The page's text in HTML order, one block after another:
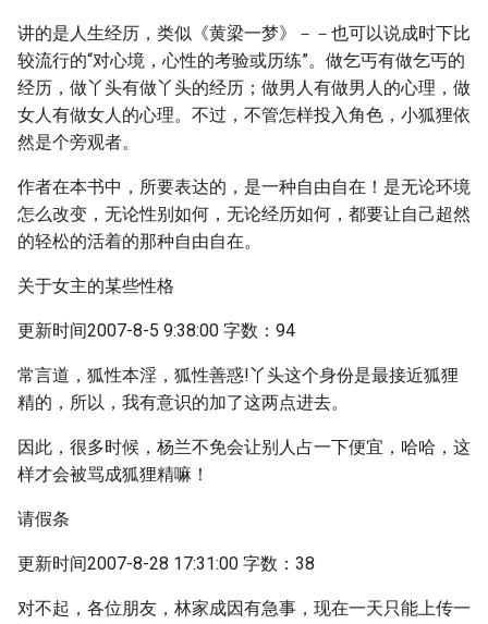
讲的是人生经历，类似《黄梁一梦》－－也可以说成时下比
较流行的“对心境，心性的考验或历练”。做乞丐有做乞丐的
经历，做丫头有做丫头的经历；做男人有做男人的心理，做
女人有做女人的心理。不过，不管怎样投入角色，小狐狸依
然是个旁观者。
作者在本书中，所要表达的，是一种自由自在！是无论环境
怎么改变，无论性别如何，无论经历如何，都要让自己超然
的轻松的活着的那种自由自在。
关于女主的某些性格
更新时间2007-8-5 9:38:00 字数：94
常言道，狐性本淫，狐性善惑!丫头这个身份是最接近狐狸
精的，所以，我有意识的加了这两点进去。
因此，很多时候，杨兰不免会让别人占一下便宜，哈哈，这
样才会被骂成狐狸精嘛！
请假条
更新时间2007-8-28 17:31:00 字数：38
对不起，各位朋友，林家成因有急事，现在一天只能上传一